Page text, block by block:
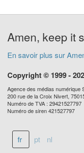
Amen, keep it
En savoir plus sur
Copyright © 1999 -
Agence des médias numérique
200 rue de la Croix Nivert,
Numéro de TVA : 29421527797
Numéro de siren 421527797
fr pt nl